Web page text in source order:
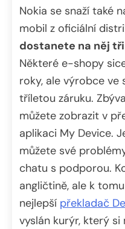
Nokia se snaží také
mobil z oficiální
dostanete na něj
Některé e-shopy
roky, ale výrobce ve
tříletou záruku.
můžete zobrazit v
aplikaci My Device.
můžete své
chatu s podporou.
angličtině, ale k
nejlepší překladač
vyslán kurýr, který